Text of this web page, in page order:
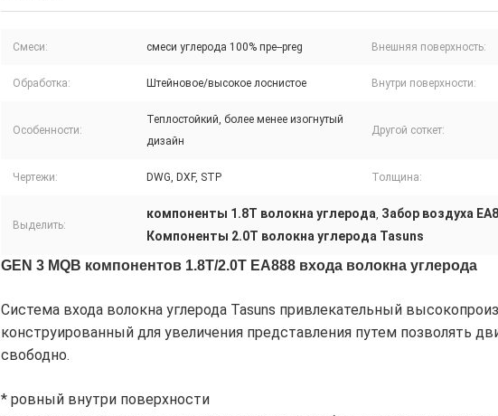
Смеси: смеси углерода 100% пре--preg Внешняя поверхность:
Обработка: Штейновое/высокое лоснистое Внутри поверхности:
Особенности:
Теплостойкий, более менее изогнутый
дизайн
Другой соткет:
Чертежи: DWG, DXF, STP Толщина:
Выделить:
компоненты 1.8T волокна углерода, Забор воздуха
Компоненты 2.0T волокна углерода Tasuns
GEN 3 MQB компонентов 1.8T/2.0T EA888 входа волокна углерода
Система входа волокна углерода Tasuns привлекательный
конструированный для увеличения представления путем позволять
свободно.
* ровный внутри поверхности